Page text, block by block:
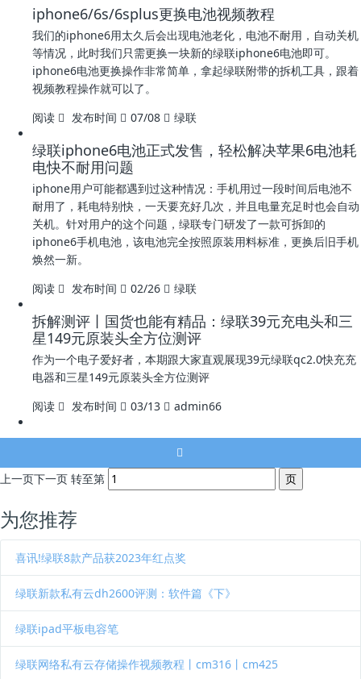
iphone6/6s/6splus更换电池视频教程
我们的iphone6用太久后会出现电池老化，电池不耐用，自动关机
等情况，此时我们只需更换一块新的绿联iphone6电池即可。
iphone6电池更换操作非常简单，拿起绿联附带的拆机工具，跟着
视频教程操作就可以了。
阅读
发布时间 07/08 绿联
绿联iphone6电池正式发售，轻松解决苹果6电池耗
电快不耐用问题
iphone用户可能都遇到过这种情况：手机用过一段时间后电池不
耐用了，耗电特别快，一天要充好几次，并且电量充足时也会自动
关机。针对用户的这个问题，绿联专门研发了一款可拆卸的
iphone6手机电池，该电池完全按照原装用料标准，更换后旧手机
焕然一新。
阅读
发布时间 02/26 绿联
拆解测评丨国货也能有精品：绿联39元充电头和三
星149元原装头全方位测评
作为一个电子爱好者，本期跟大家直观展现39元绿联qc2.0快充充
电器和三星149元原装头全方位测评
阅读
发布时间 03/13 admin66
上一页下一页 转至第
为您推荐
喜讯!绿联8款产品获2023年红点奖
绿联新款私有云dh2600评测：软件篇《下》
绿联ipad平板电容笔
绿联网络私有云存储操作视频教程丨cm316丨cm425